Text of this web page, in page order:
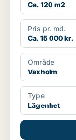
Ca. 120 m2
Pris pr. md.
Ca. 15 000 kr.
Område
Vaxholm
Type
Lägenhet